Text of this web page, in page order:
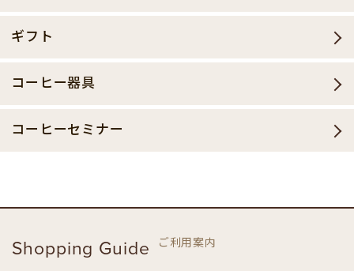
ギフト
コーヒー器具
コーヒーセミナー
Shopping Guide ご利用案内